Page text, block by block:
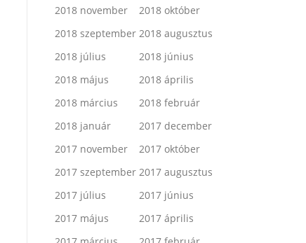
2018 november
2018 október
2018 szeptember 2018 augusztus
2018 július
2018 június
2018 május
2018 április
2018 március
2018 február
2018 január
2017 december
2017 november
2017 október
2017 szeptember 2017 augusztus
2017 július
2017 június
2017 május
2017 április